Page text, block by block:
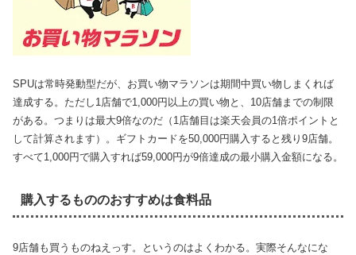
SPUは常時発動型だが、お買い物マラソンは期間中買い物しまくれば
達成する。ただし1店舗で1,000円以上の買い物と、10店舗までの制限
がある。つまりは最大9倍なのだ（1店舗目は楽天会員の1倍ポイントと
して計算されます）。ギフトカードを50,000円購入すると残り9店舗。
すべて1,000円で購入すれば59,000円が9倍達成の最小購入金額になる。
購入するもののおすすめは食料品
9店舗も買うものねえっす。というのはよくわかる。実際そんなにな